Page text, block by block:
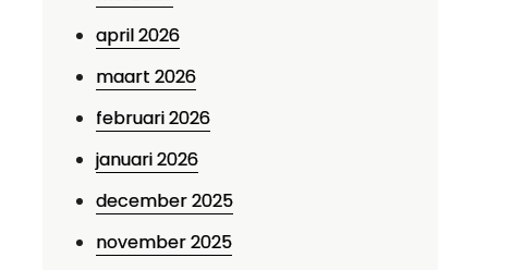
april 2026
maart 2026
februari 2026
januari 2026
december 2025
november 2025